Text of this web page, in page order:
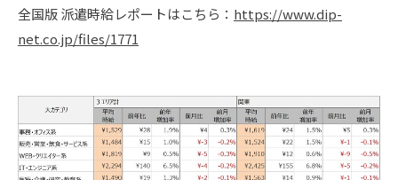
全国版 派遣時給レポートはこちら： https://www.dip-
net.co.jp/files/1771